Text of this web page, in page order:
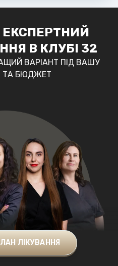
В КЛУБІ 32
ВАРІАНТ ПІД ВАШУ
ТА БЮДЖЕТ
ЛІКУВАННЯ